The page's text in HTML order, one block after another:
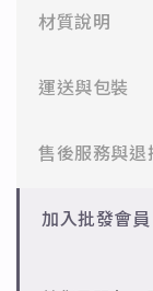
材質說明
✻ 316L不鏽鋼
✻ 925純銀
設計。
運送與包裝
一般會員：一
批發會員：達
售後服務與退
✻ 一般會員
加入批發會